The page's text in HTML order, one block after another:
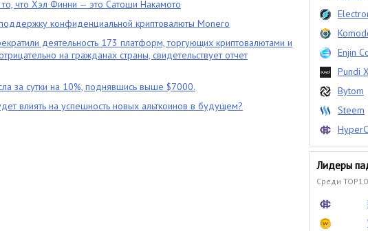
что Хэл Финни — это Сатоши Накамото
конфиденциальной криптовалюты Monero
деятельность 173 платформ, торгующих криптовалютами и
на гражданах страны, свидетельствует отчет
за сутки на 10%, поднявшись выше $7000.
влиять на успешность новых альткоинов в будущем?
Enjin
Pundi X
Bytom
Steem
Лидеры
Среди